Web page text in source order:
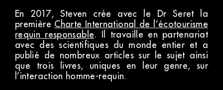
En 2017, Steven crée avec le Dr Seret la
première Charte International de l’écotourisme
requin responsable. Il travaille en partenariat
avec des scientifiques du monde entier et a
publié de nombreux articles sur le sujet ainsi
que trois livres, uniques en leur genre, sur
l’interaction homme-requin.